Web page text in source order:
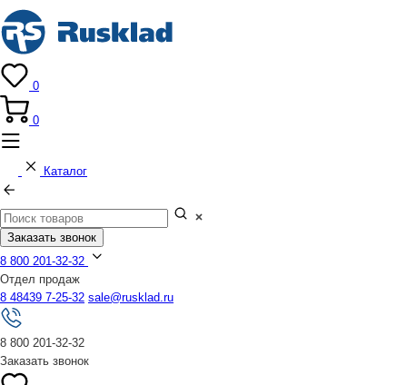
0
0
Каталог
Заказать звонок
8 800 201-32-32
Отдел продаж
8 48439 7-25-32 sale@rusklad.ru
8 800 201-32-32
Заказать звонок